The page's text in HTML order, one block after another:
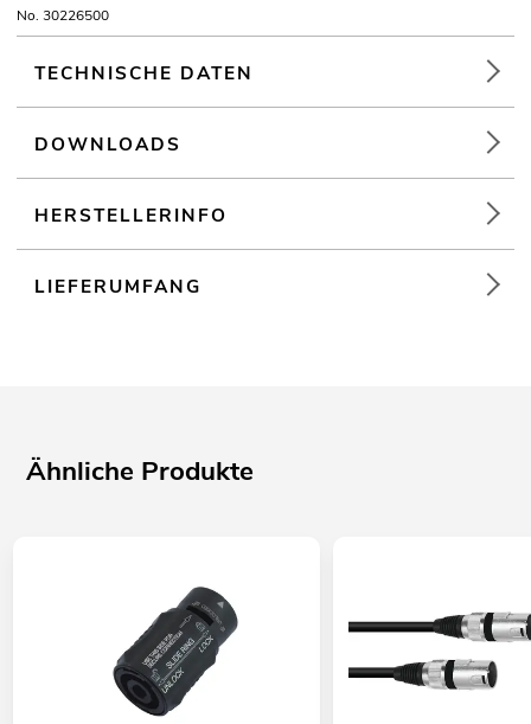
No. 30226500
TECHNISCHE DATEN
DOWNLOADS
HERSTELLERINFO
LIEFERUMFANG
Ähnliche Produkte